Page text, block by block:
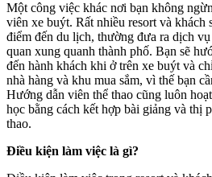
Một công việc khác nơi bạn không
viên xe buýt. Rất nhiều resort và khách
điểm đến du lịch, thường đưa ra dịch
quan xung quanh thành phố. Bạn sẽ
đến hành khách khi ở trên xe buýt và
nhà hàng và khu mua sắm, vì thế bạn
Hướng dẫn viên thể thao cũng luôn
học bằng cách kết hợp bài giảng và thị
thao.
Điều kiện làm việc là gì?